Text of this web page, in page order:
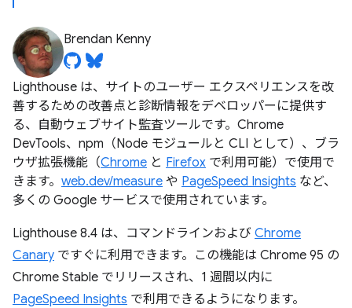
Brendan Kenny
Lighthouse は、サイトのユーザー エクスペリエンスを改
善するための改善点と診断情報をデベロッパーに提供す
る、自動ウェブサイト監査ツールです。Chrome
DevTools、npm（Node モジュールと CLI として）、ブラ
ウザ拡張機能（Chrome と Firefox で利用可能）で使用で
きます。 web.dev/measure や PageSpeed Insights など、
多くの Google サービスで使用されています。
Lighthouse 8.4 は、コマンドラインおよび Chrome
Canary ですぐに利用できます。この機能は Chrome 95 の
Chrome Stable でリリースされ、1 週間以内に
PageSpeed Insights で利用できるようになります。